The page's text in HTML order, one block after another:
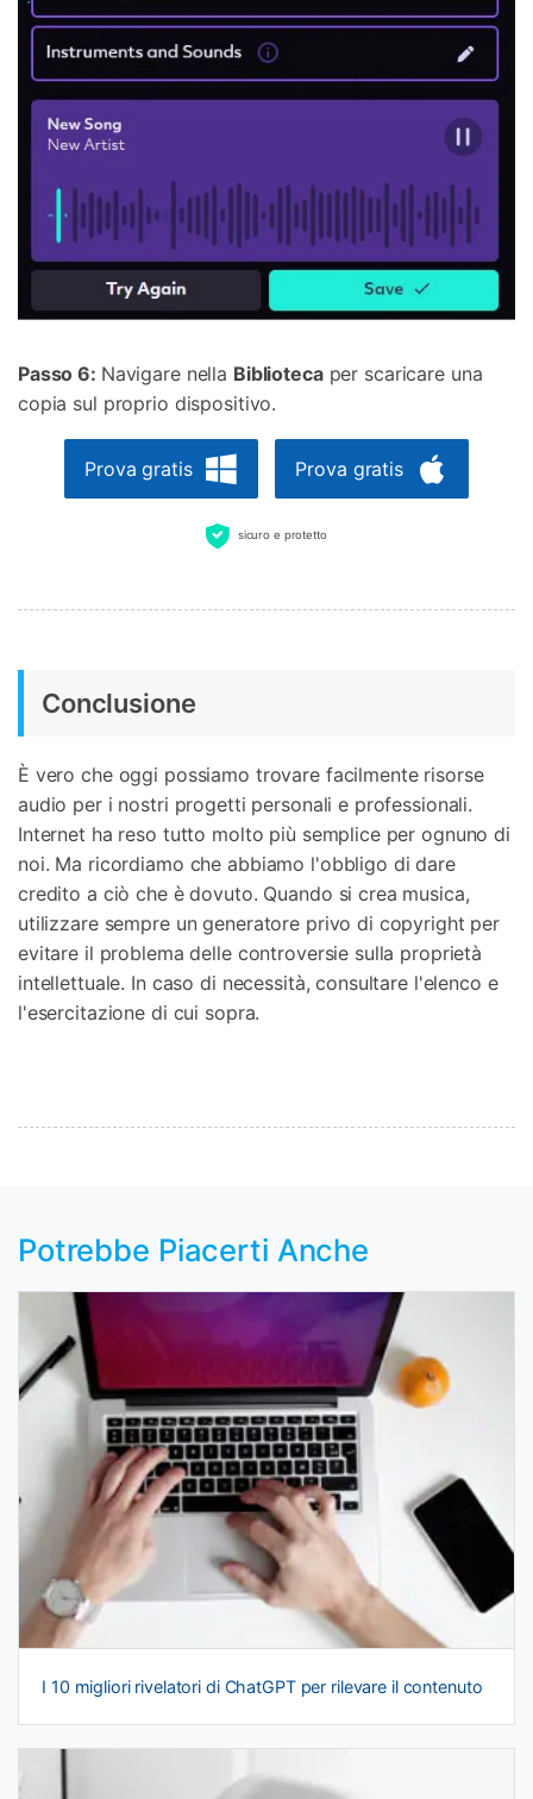
Passo 6: Navigare nella Bibliotecaper scaricare una
copia sul proprio dispositivo.
Prova gratis Prova gratis
sicuro e protetto
Conclusione
È vero che oggi possiamo trovare facilmente risorse
audio per i nostri progetti personali e professionali.
Internet ha reso tutto molto più semplice per ognuno di
noi. Ma ricordiamo che abbiamo l'obbligo di dare
credito a ciò che è dovuto. Quando si crea musica,
utilizzare sempre un generatore privo di copyright per
evitare il problema delle controversie sulla proprietà
intellettuale. In caso di necessità, consultare l'elenco e
l'esercitazione di cui sopra.
Potrebbe Piacerti Anche
I 10 migliori rivelatori di ChatGPT per rilevare il contenuto